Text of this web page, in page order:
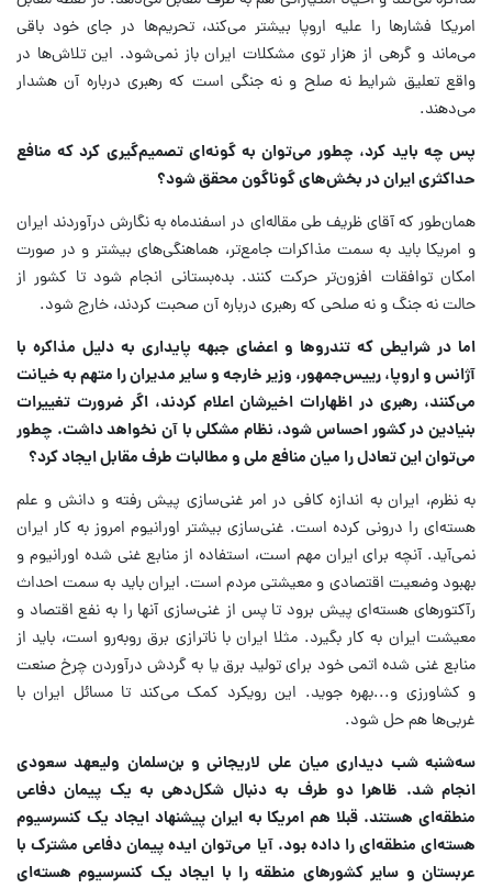
امریکا فشارها را علیه اروپا بیشتر می‌کند، تحریم‌ها در جای خود باقی
می‌ماند و گرهی از هزار توی مشکلات ایران باز نمی‌شود. این تلاش‌ها در
واقع تعلیق شرایط نه صلح و نه جنگی است که رهبری درباره آن هشدار
می‌دهند.
پس چه باید کرد، چطور می‌توان به گونه‌ای تصمیم‌گیری کرد که منافع
حداکثری ایران در بخش‌های گوناگون محقق شود؟
همان‌طور که آقای ظریف طی مقاله‌ای در اسفندماه به نگارش درآوردند ایران
و امریکا باید به سمت مذاکرات جامع‌تر، هماهنگی‌های بیشتر و در صورت
امکان توافقات افزون‌تر حرکت کنند. بده‌بستانی انجام شود تا کشور از
حالت نه جنگ و نه صلحی که رهبری درباره آن صحبت کردند، خارج شود.
اما در شرایطی که تندروها و اعضای جبهه پایداری به دلیل مذاکره با
آژانس و اروپا، رییس‌جمهور، وزیر خارجه و سایر مدیران را متهم به خیانت
می‌کنند، رهبری در اظهارات اخیرشان اعلام کردند، اگر ضرورت تغییرات
بنیادین در کشور احساس شود، نظام مشکلی با آن نخواهد داشت. چطور
می‌توان این تعادل را میان منافع ملی و مطالبات طرف مقابل ایجاد کرد؟
به نظرم، ایران به اندازه کافی در امر غنی‌سازی پیش رفته و دانش و علم
هسته‌ای را درونی کرده است. غنی‌سازی بیشتر اورانیوم امروز به کار ایران
نمی‌آید. آنچه برای ایران مهم است، استفاده از منابع غنی شده اورانیوم و
بهبود وضعیت اقتصادی و معیشتی مردم است. ایران باید به سمت احداث
رآکتورهای هسته‌ای پیش برود تا پس از غنی‌سازی آنها را به نفع اقتصاد و
معیشت ایران به کار بگیرد. مثلا ایران با ناترازی برق روبه‌رو است، باید از
منابع غنی شده اتمی خود برای تولید برق یا به گردش درآوردن چرخ صنعت
و کشاورزی و...بهره جوید. این رویکرد کمک می‌کند تا مسائل ایران با
غربی‌ها هم حل شود.
سه‌شنبه شب دیداری میان علی لاریجانی و بن‌سلمان ولیعهد سعودی
انجام شد. ظاهرا دو طرف به دنبال شکل‌دهی به یک پیمان دفاعی
منطقه‌ای هستند. قبلا هم امریکا به ایران پیشنهاد ایجاد یک کنسرسیوم
هسته‌ای منطقه‌ای را داده بود. آیا می‌توان ایده پیمان دفاعی مشترک با
عربستان و سایر کشورهای منطقه را با ایجاد یک کنسرسیوم هسته‌ای